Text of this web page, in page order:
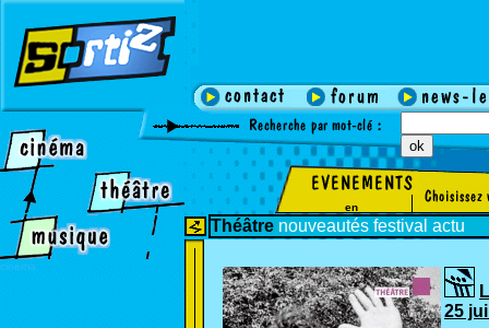
en
cinema
Théâtre nouveautés festival actu
25